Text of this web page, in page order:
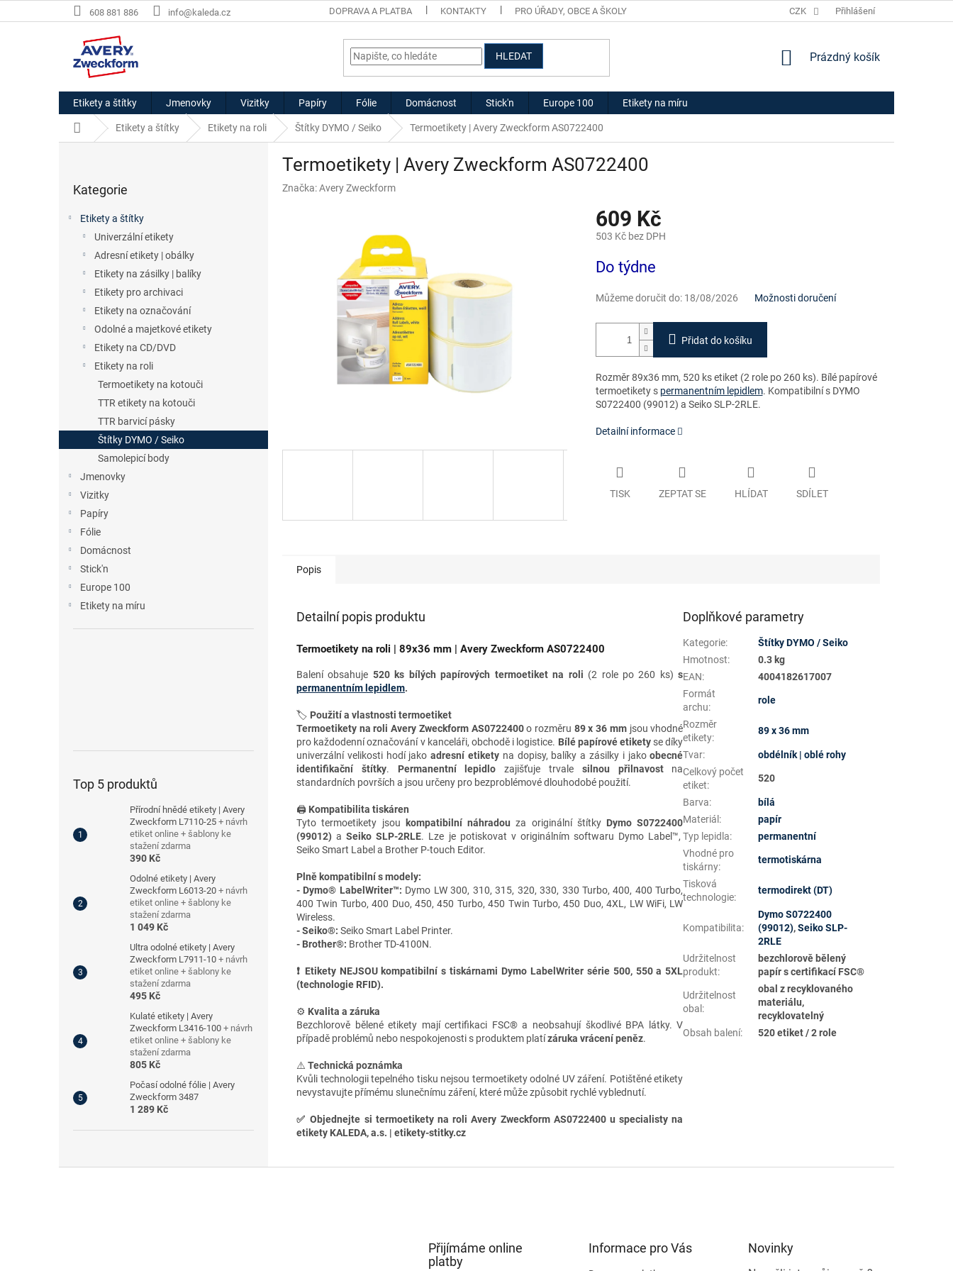
na
608 881 886 info@kaleda.cz DOPRAVA A PLATBA KONTAKTY PRO ÚŘADY, OBCE A ŠKOLY HODNOCENÍ OBCHODU
CZK Přihlášení
HLEDAT
NÁKUPNÍ
Prázdný košík
Etikety a štítky Jmenovky Vizitky Papíry Fólie Domácnost Stick'n Europe 100 Etikety na míru
Domů Etikety a štítky Etikety na roli Štítky DYMO / Seiko Termoetikety | Avery Zweckform AS0722400
kategorie
Kategorie
Etikety a štítky
Univerzální etikety
Adresní etikety | obálky
Etikety na zásilky | balíky
Etikety pro archivaci
Etikety na označování
Odolné a majetkové etikety
Etikety na CD/DVD
Etikety na roli
Termoetikety na kotouči
TTR etikety na kotouči
TTR barvicí pásky
Štítky DYMO / Seiko
Samolepicí body
Jmenovky
Vizitky
Papíry
Fólie
Domácnost
Stick'n
Europe 100
Etikety na míru
Top 5 produktů
Přírodní hnědé etikety | Avery
Zweckform L7110-25 + návrh
etiket online + šablony ke
stažení zdarma
390 Kč
Odolné etikety | Avery
Zweckform L6013-20 + návrh
etiket online + šablony ke
stažení zdarma
1 049 Kč
Ultra odolné etikety | Avery
Zweckform L7911-10 + návrh
etiket online + šablony ke
stažení zdarma
495 Kč
Kulaté etikety | Avery
Zweckform L3416-100 + návrh
etiket online + šablony ke
stažení zdarma
805 Kč
Počasí odolné fólie | Avery
Zweckform 3487
1 289 Kč
Termoetikety | Avery Zweckform AS0722400
Značka:Avery Zweckform
609 Kč
503 Kč bez DPH
cena:
Do týdne
Můžeme doručit do: 18/08/2026 Možnosti doručení
Přidat do košíku
Rozměr 89x36 mm, 520 ks etiket (2 role po 260 ks). Bílé papírové
termoetikety s permanentním lepidlem. Kompatibilní s DYMO
S0722400 (99012) a Seiko SLP-2RLE.
Detailní informace
TISK ZEPTAT SE HLÍDAT SDÍLET
Popis
Detailní popis produktu
Termoetikety na roli | 89x36 mm | Avery Zweckform AS0722400
Balení obsahuje 520 ks bílých papírových termoetiket na roli (2 role po 260 ks)s
permanentním lepidlem.
🏷️ Použití a vlastnosti termoetiket
Termoetikety na roli Avery Zweckform AS0722400o rozměru 89 x 36 mmjsou vhodné
pro každodenní označování v kanceláři, obchodě i logistice. Bílé papírové etiketyse díky
univerzální velikosti hodí jakoadresní etikety na dopisy, balíky a zásilky i jakoobecné
identifikační štítky. Permanentní lepidlo zajišťuje trvale silnou přilnavostna
standardních površích a jsou určeny pro bezproblémové dlouhodobé použití.
🖨️ Kompatibilita tiskáren
Tyto termoetikety jsou
kompatibilní náhradou za originální štítky Dymo S0722400
(99012) aSeiko SLP-2RLE. Lze je potiskovat v originálním softwaru Dymo Label™,
Seiko Smart Label a Brother P-touch Editor.
Plně kompatibilní s modely:
- Dymo® LabelWriter™: Dymo LW 300, 310, 315, 320, 330, 330 Turbo, 400, 400 Turbo,
400 Twin Turbo, 400 Duo, 450, 450 Turbo, 450 Twin Turbo, 450 Duo, 4XL, LW WiFi, LW
Wireless.
-Seiko®: Seiko Smart Label Printer.
- Brother®: Brother TD-4100N.
❗ Etikety NEJSOU kompatibilní s tiskárnami Dymo LabelWriter série 500, 550 a 5XL
(technologie RFID).
⚙️ Kvalita a záruka
Bezchlorově bělené etikety mají certifikaci FSC® a neobsahují škodlivé BPA látky. V
případě problémů nebo nespokojenosti s produktem platízáruka vrácení peněz.
⚠️ Technická poznámka
Kvůli technologii tepelného tisku nejsou termoetikety odolné UV záření. Potištěné etikety
nevystavujte přímému slunečnímu záření, které může způsobit rychlé vyblednutí.
✅Objednejte si termoetikety na roli Avery Zweckform AS0722400 u specialisty na
etikety KALEDA, a.s. | etikety-stitky.cz
Doplňkové parametry
Kategorie:
Štítky DYMO / Seiko
Hmotnost:
0.3 kg
EAN:
4004182617007
Formát
archu:
role
Rozměr
etikety:
89 x 36 mm
Tvar:
obdélník | oblé rohy
Celkový počet
etiket:
520
Barva:
bílá
Materiál:
papír
Typ lepidla:
permanentní
Vhodné pro
tiskárny:
termotiskárna
Tisková
technologie:
termodirekt (DT)
Kompatibilita:
Dymo S0722400
(99012),Seiko SLP-
2RLE
Udržitelnost
produkt:
bezchlorově bělený
papír s certifikací FSC®
Udržitelnost
obal:
obal z recyklovaného
materiálu,
recyklovatelný
Obsah balení: 520 etiket / 2 role
Přijímáme online
platby
Informace pro Vás Novinky